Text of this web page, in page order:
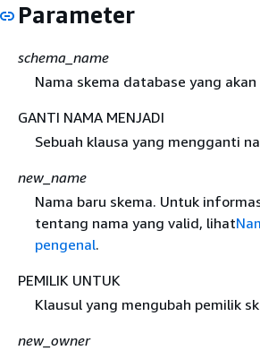
Parameter
schema_name
Nama skema database yang akan
GANTI NAMA MENJADI
Sebuah klausa yang mengganti
new_name
Nama baru skema. Untuk
tentang nama yang valid, lihat
pengenal.
PEMILIK UNTUK
Klausul yang mengubah pemilik
new_owner